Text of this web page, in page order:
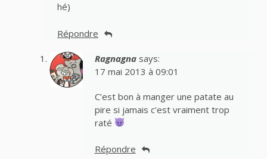
hé)
Répondre
Ragnagna says:
17 mai 2013 à 09:01
C’est bon à manger une patate au
pire si jamais c’est vraiment trop
raté
Répondre